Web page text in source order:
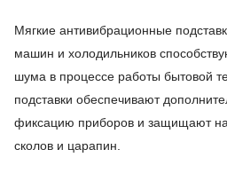
Мягкие антивибрационные
машин и холодильников
шума в процессе работы бытовой
подставки обеспечивают
фиксацию приборов и защищают
сколов и царапин.